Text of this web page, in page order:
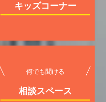
キッズコーナー
何でも聞ける
相談スペース